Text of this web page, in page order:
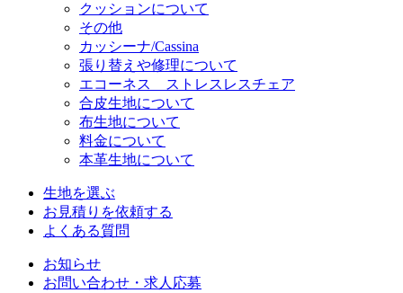
クッションについて
その他
カッシーナ/Cassina
張り替えや修理について
エコーネス ストレスレスチェア
合皮生地について
布生地について
料金について
本革生地について
生地を選ぶ
お見積りを依頼する
よくある質問
お知らせ
お問い合わせ・求人応募